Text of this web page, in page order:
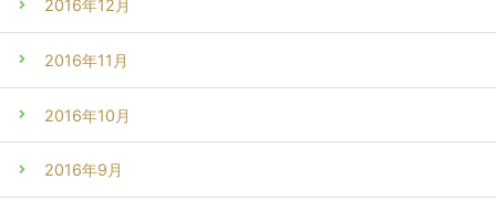
2016年12月
2016年11月
2016年10月
2016年9月